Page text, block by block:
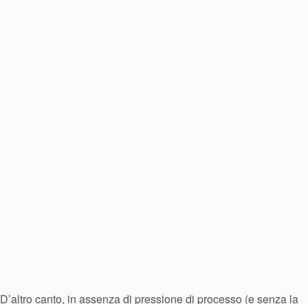
D’altro canto, in assenza di pressione di processo (e senza la